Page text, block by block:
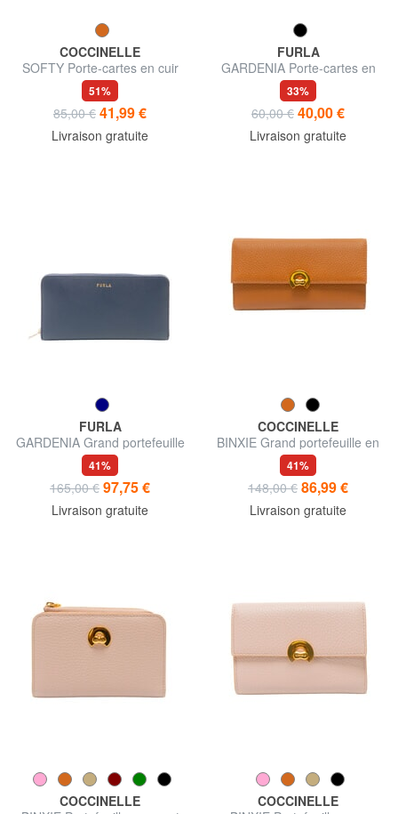
COCCINELLE
SOFTY Porte-cartes en cuir
martelé
51%
85,00 € 41,99 €
Livraison gratuite
FURLA
GARDENIA Porte-cartes en
cuir imprimé Andromeda
33%
60,00 € 40,00 €
Livraison gratuite
FURLA
GARDENIA Grand portefeuille
en cuir zippé
41%
165,00 € 97,75 €
Livraison gratuite
COCCINELLE
BINXIE Grand portefeuille en
cuir
41%
148,00 € 86,99 €
Livraison gratuite
COCCINELLE
COCCINELLE